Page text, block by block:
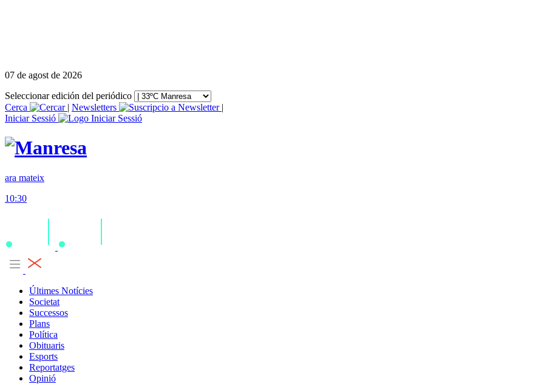
07 de agost de 2026
Seleccionar edición del periódico
Cerca
| Newsletters
|
Iniciar Sessió
ara mateix
10:30
Últimes Notícies
Societat
Successos
Plans
Política
Obituaris
Esports
Reportatges
Opinió